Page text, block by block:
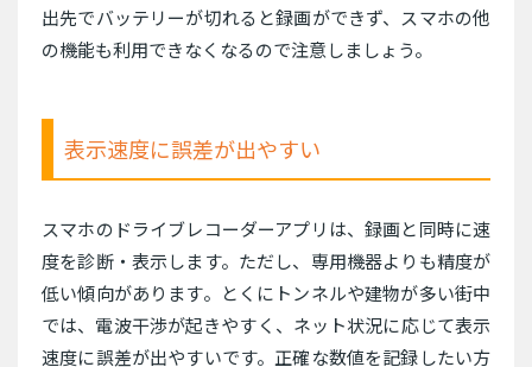
出先でバッテリーが切れると録画ができず、スマホの他
の機能も利用できなくなるので注意しましょう。
表示速度に誤差が出やすい
スマホのドライブレコーダーアプリは、録画と同時に速
度を診断・表示します。ただし、専用機器よりも精度が
低い傾向があります。とくにトンネルや建物が多い街中
では、電波干渉が起きやすく、ネット状況に応じて表示
速度に誤差が出やすいです。正確な数値を記録したい方